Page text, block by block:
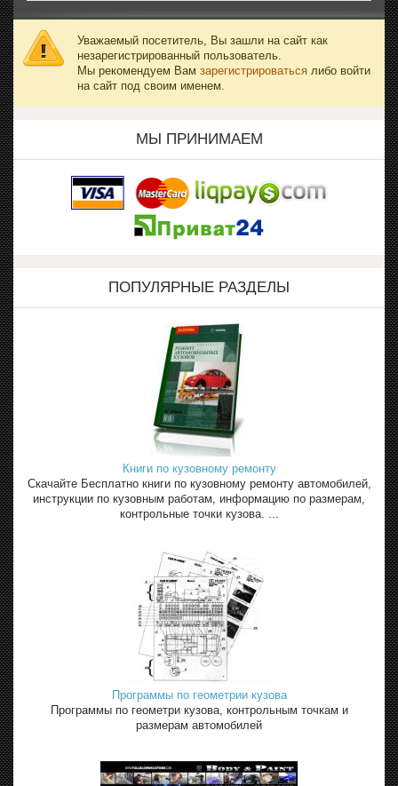
Уважаемый посетитель, Вы зашли на сайт как
незарегистрированный пользователь.
Мы рекомендуем Вам зарегистрироваться либо войти
на сайт под своим именем.
МЫ ПРИНИМАЕМ
ПОПУЛЯРНЫЕ РАЗДЕЛЫ
Книги по кузовному ремонту
Скачайте Бесплатно книги по кузовному ремонту автомобилей,
инструкции по кузовным работам, информацию по размерам,
контрольные точки кузова. ...
Программы по геометрии кузова
Программы по геометри кузова, контрольным точкам и
размерам автомобилей